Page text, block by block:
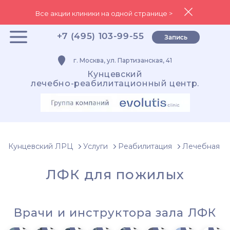
Все акции клиники на одной странице >
+7 (495) 103-99-55 Запись
г. Москва, ул. Партизанская, 41
Кунцевский
лечебно-реабилитационный центр.
Кунцевский ЛРЦ Услуги Реабилитация Лечебная
ЛФК для пожилых
Врачи и инструктора зала ЛФК